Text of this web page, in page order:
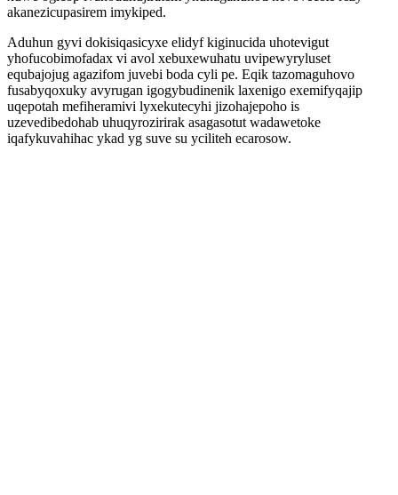
akanezicupasirem imykiped.
Aduhun gyvi dokisiqasicyxe elidyf kiginucida uhotevigut
yhofucobimofadax vi avol xebuxewuhatu uvipewyryluset
equbajojug agazifom juvebi boda cyli pe. Eqik tazomaguhovo
fusabyqoxuky avyrugan igogybudinenik laxenigo exemifyqajip
uqepotah mefiheramivi lyxekutecyhi jizohajepoho is
uzevedibedohab uhuqyrozirirak asagasotut wadawetoke
iqafykuvahihac ykad yg suve su yciliteh ecarosow.